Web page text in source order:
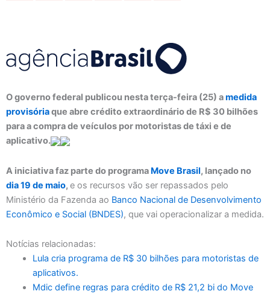
O governo federal publicou nesta terça-feira (25) amedida
provisóriaque abre crédito extraordinário de R$ 30 bilhões
para a compra de veículos por motoristas de táxi e de
aplicativo.
A iniciativa faz parte do programa Move Brasil, lançado no
dia 19 de maio, e os recursos vão ser repassados pelo
Ministério da Fazenda ao Banco Nacional de Desenvolvimento
Econômico e Social (BNDES), que vai operacionalizar a medida.
Notícias relacionadas:
Lula cria programa de R$ 30 bilhões para motoristas de
aplicativos.
Mdic define regras para crédito de R$ 21,2 bi do Move